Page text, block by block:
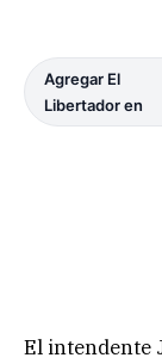
Agregar El
Libertador en
El intendente